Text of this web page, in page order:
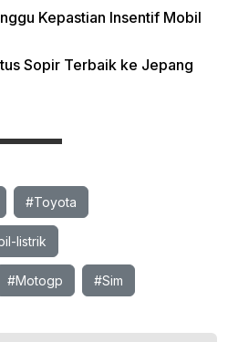
Kepastian Insentif Mobil
Sopir Terbaik ke Jepang
#Toyota
listrik
#Motogp #Sim